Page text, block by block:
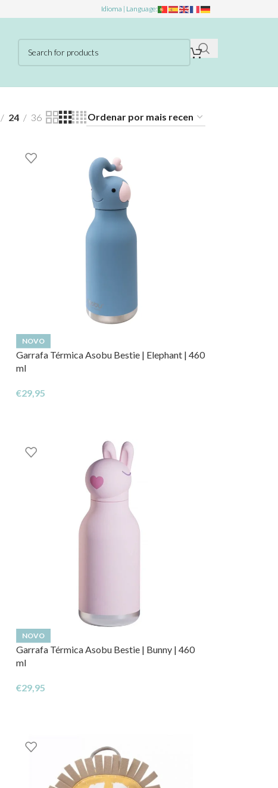
Idioma | Language:
24 36
NOVO
Garrafa Térmica Asobu Bestie | Elephant | 460
ml
€29,95
NOVO
Garrafa Térmica Asobu Bestie | Bunny | 460
ml
€29,95